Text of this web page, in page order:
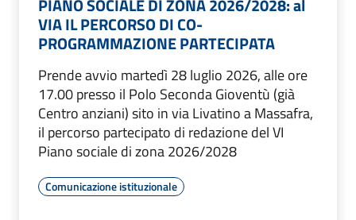
PIANO SOCIALE DI ZONA 2026/2028: al
VIA IL PERCORSO DI CO-
PROGRAMMAZIONE PARTECIPATA
Prende avvio martedì 28 luglio 2026, alle ore
17.00 presso il Polo Seconda Gioventù (già
Centro anziani) sito in via Livatino a Massafra,
il percorso partecipato di redazione del VI
Piano sociale di zona 2026/2028
Comunicazione istituzionale